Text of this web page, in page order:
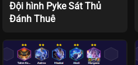
Đội hình Pyke Sát Thủ
Đánh Thuê